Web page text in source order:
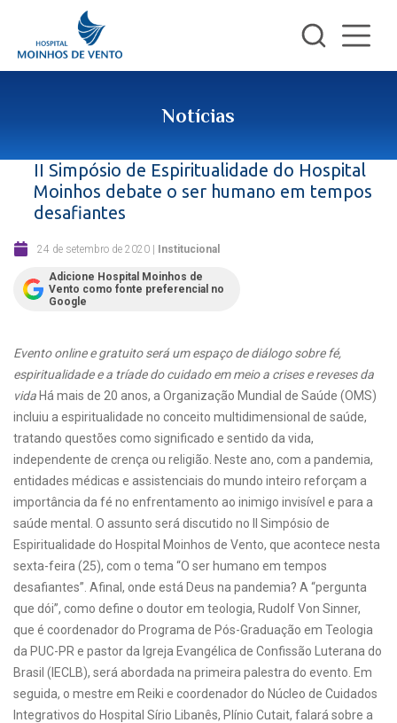
Notícias
II Simpósio de Espiritualidade do Hospital
Moinhos debate o ser humano em tempos
desafiantes
24 de setembro de 2020 | Institucional
Adicione Hospital Moinhos de
Vento como fonte preferencial no
Google
Evento online e gratuito será um espaço de diálogo sobre fé,
espiritualidade e a tríade do cuidado em meio a crises e reveses da
vida Há mais de 20 anos, a Organização Mundial de Saúde (OMS)
incluiu a espiritualidade no conceito multidimensional de saúde,
tratando questões como significado e sentido da vida,
independente de crença ou religião. Neste ano, com a pandemia,
entidades médicas e assistenciais do mundo inteiro reforçam a
importância da fé no enfrentamento ao inimigo invisível e para a
saúde mental. O assunto será discutido no II Simpósio de
Espiritualidade do Hospital Moinhos de Vento, que acontece nesta
sexta-feira (25), com o tema “O ser humano em tempos
desafiantes”. Afinal, onde está Deus na pandemia? A “pergunta
que dói”, como define o doutor em teologia, Rudolf Von Sinner,
que é coordenador do Programa de Pós-Graduação em Teologia
da PUC-PR e pastor da Igreja Evangélica de Confissão Luterana do
Brasil (IECLB), será abordada na primeira palestra do evento. Em
seguida, o mestre em Reiki e coordenador do Núcleo de Cuidados
Integrativos do Hospital Sírio Libanês, Plínio Cutait, falará sobre a